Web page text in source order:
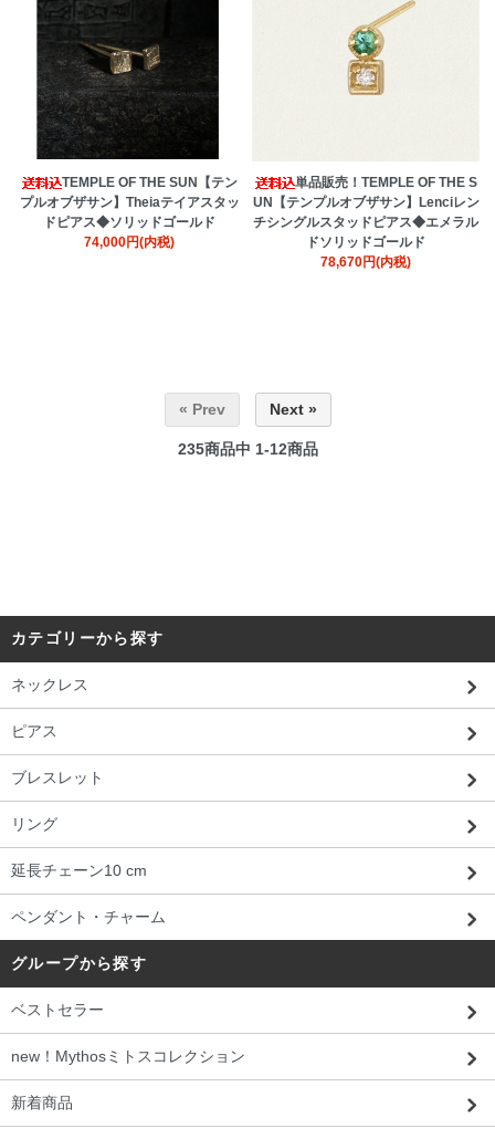
TEMPLE OF THE SUN【テン
プルオブザサン】Theiaテイアスタッ
ドピアス◆ソリッドゴールド
74,000円(内税)
単品販売！TEMPLE OF THE S
UN【テンプルオブザサン】Lenciレン
チシングルスタッドピアス◆エメラル
ドソリッドゴールド
78,670円(内税)
« Prev Next »
235商品中 1-12商品
カテゴリーから探す
ネックレス
ピアス
ブレスレット
リング
延長チェーン10 cm
ペンダント・チャーム
グループから探す
ベストセラー
new！Mythosミトスコレクション
新着商品